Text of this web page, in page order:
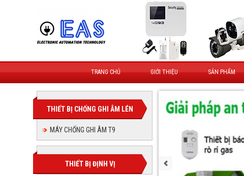
TRANG CHỦ GIỚI THIỆU SẢN PHẨM
THIẾT BỊ CHỐNG GHI ÂM LÉN
MÁY CHỐNG GHI ÂM T9
THIẾT BỊ ĐỊNH VỊ